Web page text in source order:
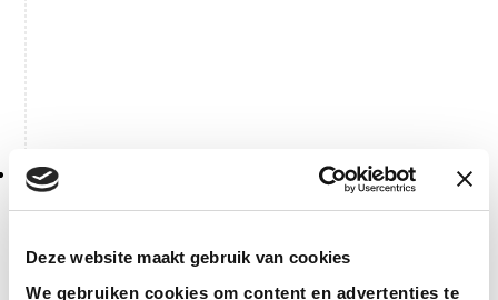
Deze website maakt gebruik van cookies
We gebruiken cookies om content en advertenties te
Hayk Simons, owner of HTC Advies, acquires Atir